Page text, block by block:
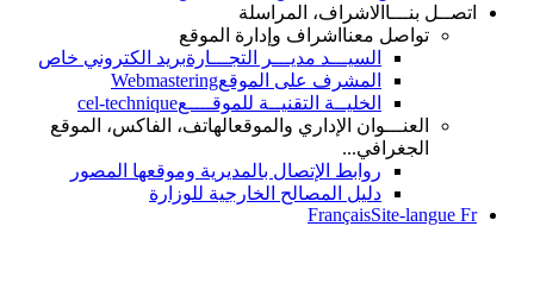
الاشراف، المراسلة
اشراف وإدارة الموقع
السيـــد مديـــر التجـــارةبريد الكتروني خاص
المشرف على الموقع Webmastering
الخليــة التقنيــة للموقــــعcel-technique
الإداري والموقع الهاتف، الفاكس، الموقع
روابط الإتصال بالمديرية وموقعها المصور
دليل المصالح الخارجية للوزارة
Français Site-